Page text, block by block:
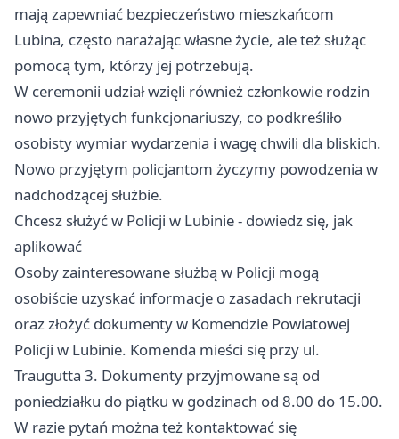
mają zapewniać bezpieczeństwo mieszkańcom
Lubina, często narażając własne życie, ale też służąc
pomocą tym, którzy jej potrzebują.
W ceremonii udział wzięli również członkowie rodzin
nowo przyjętych funkcjonariuszy, co podkreśliło
osobisty wymiar wydarzenia i wagę chwili dla bliskich.
Nowo przyjętym policjantom życzymy powodzenia w
nadchodzącej służbie.
Chcesz służyć w Policji w Lubinie - dowiedz się, jak
aplikować
Osoby zainteresowane służbą w Policji mogą
osobiście uzyskać informacje o zasadach rekrutacji
oraz złożyć dokumenty w Komendzie Powiatowej
Policji w Lubinie. Komenda mieści się przy ul.
Traugutta 3. Dokumenty przyjmowane są od
poniedziałku do piątku w godzinach od 8.00 do 15.00.
W razie pytań można też kontaktować się